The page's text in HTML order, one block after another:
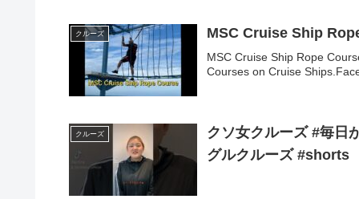
クルーズ MSC Cruise Ship
MSC Cruise Ship Rope
Courses on Cruise
クルーズ
クソ女クルーズ #毎日
グルクルーズ #shorts